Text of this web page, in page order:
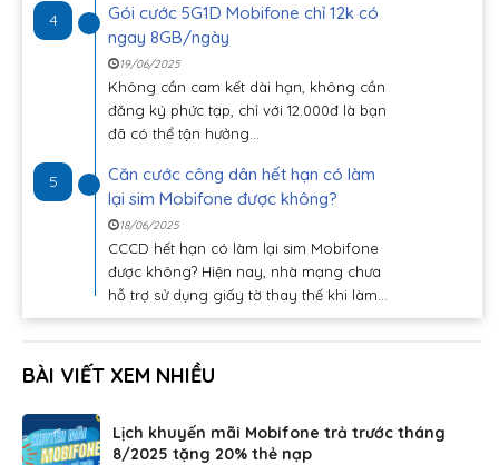
4
Gói cước 5G1D Mobifone chỉ 12k có
ngay 8GB/ngày
19/06/2025
Không cần cam kết dài hạn, không cần
đăng ký phức tạp, chỉ với 12.000đ là bạn
đã có thể tận hưởng...
5
Căn cước công dân hết hạn có làm
lại sim Mobifone được không?
18/06/2025
CCCD hết hạn có làm lại sim Mobifone
được không? Hiện nay, nhà mạng chưa
hỗ trợ sử dụng giấy tờ thay thế khi làm...
BÀI VIẾT XEM NHIỀU
Lịch khuyến mãi Mobifone trả trước tháng
8/2025 tặng 20% thẻ nạp